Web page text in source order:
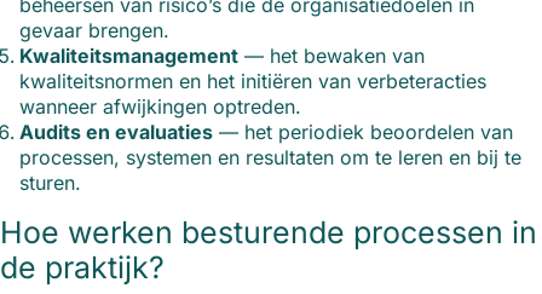
beheersen van risico’s die de organisatiedoelen in
gevaar brengen.
Kwaliteitsmanagement — het bewaken van
kwaliteitsnormen en het initiëren van verbeteracties
wanneer afwijkingen optreden.
Audits en evaluaties — het periodiek beoordelen van
processen, systemen en resultaten om te leren en bij te
sturen.
Hoe werken besturende processen in
de praktijk?